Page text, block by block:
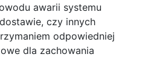
awarii systemu
czy innych
odpowiedniej
dla zachowania